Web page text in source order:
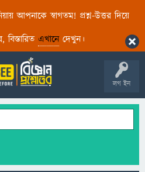
আপনাকে স্বাগতম! প্রশ্ন-উত্তর দিয়ে
বিস্তারিত এখানেদেখুন।
লগ ইন